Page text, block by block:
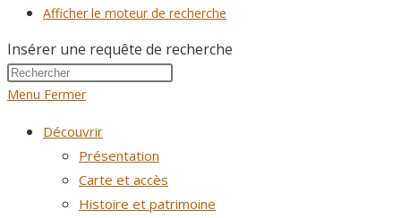
Afficher le moteur de recherche
Insérer une requête de recherche
Menu Fermer
Découvrir
Présentation
Carte et accès
Histoire et patrimoine